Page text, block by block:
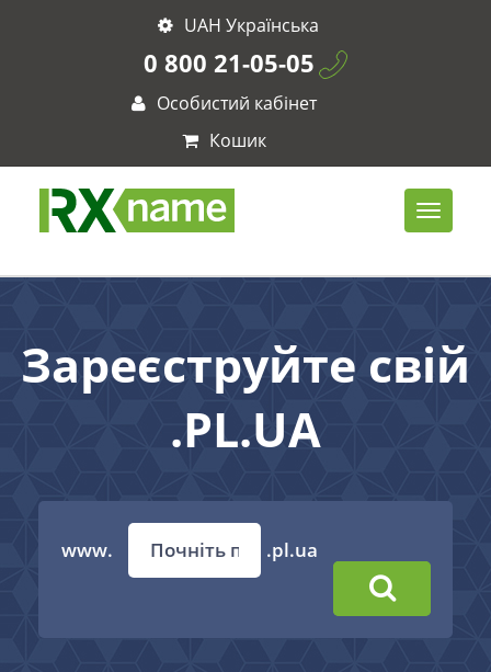
UAH Українська
0 800 21-05-05
Особистий кабінет
Кошик
Зареєструйте свій
.PL.UA
www. .pl.ua